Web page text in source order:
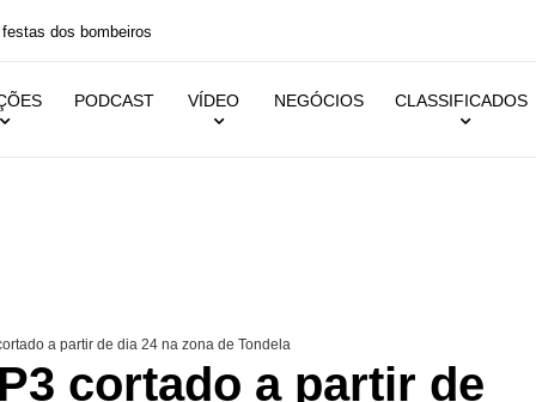
dos bombeiros
PODCAST VÍDEO NEGÓCIOS CLASSIFICADOS
a partir de dia 24 na zona de Tondela
cortado a partir de